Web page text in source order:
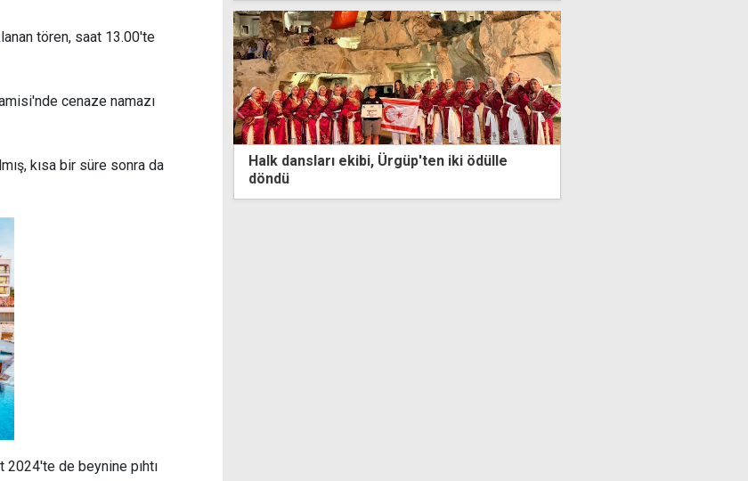
tören, saat 13.00'te
cenaze namazı
kısa bir süre sonra da
2024'te de beynine pıhtı
Akademisi ile
temsil edildi
Halk dansları ekibi, Ürgüp'ten iki ödülle
döndü